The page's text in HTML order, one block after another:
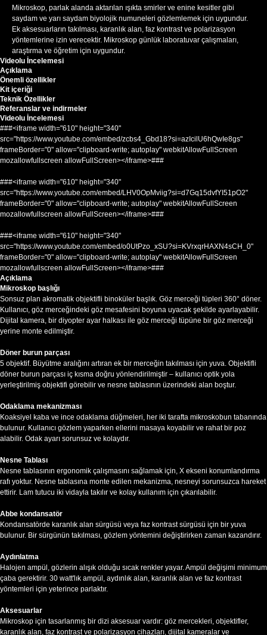
Mikroskop, parlak alanda aktarılan ışıkta smirler ve enine kesitler gibi
saydam ve yarı saydam biyolojik numuneleri gözlemlemek için uygundur.
Ek aksesuarların takılması, karanlık alan, faz kontrast ve polarizasyon
yöntemlerine izin verecektir. Mikroskop günlük laboratuvar çalışmaları,
araştırma ve öğretim için uygundur.
Videolu İncelemesi
Açıklama
Önemli özellikler
Kit içeriği
Teknik Özellikler
Referanslar ve indirmeler
Videolu İncelemesi
###<iframe width="610" height="340"
src="https://www.youtube.com/embed/zcbs4_Gbd18?si=azIcilU6hQwIe8gs"
frameBorder="0" allow="clipboard-write; autoplay" webkitAllowFullScreen
mozallowfullscreen allowFullScreen></iframe>###
###<iframe width="610" height="340"
src="https://www.youtube.com/embed/LHV0OpMviig?si=d7Gq15dvfYI51pO2"
frameBorder="0" allow="clipboard-write; autoplay" webkitAllowFullScreen
mozallowfullscreen allowFullScreen></iframe>###
###<iframe width="610" height="340"
src="https://www.youtube.com/embed/o0UtPzo_xSU?si=KVrxqrHAXN4sCH_0"
frameBorder="0" allow="clipboard-write; autoplay" webkitAllowFullScreen
mozallowfullscreen allowFullScreen></iframe>###
Açıklama
Mikroskop başlığı
Sonsuz plan akromatik objektifli binoküler başlık. Göz merceği tüpleri 360° döner.
Kullanıcı, göz merceğindeki göz mesafesini boyuna uyacak şekilde ayarlayabilir.
Dijital kamera, bir diyopter ayar halkası ile göz merceği tüpüne bir göz merceği
yerine monte edilmiştir.
Döner burun parçası
5 objektif. Büyütme aralığını artıran ek bir merceğin takılması için yuva. Objektifli
döner burun parçası iç kısma doğru yönlendirilmiştir – kullanıcı optik yola
yerleştirilmiş objektifi görebilir ve nesne tablasının üzerindeki alan boştur.
Odaklama mekanizması
Koaksiyel kaba ve ince odaklama düğmeleri, her iki tarafta mikroskobun tabanında
bulunur. Kullanıcı gözlem yaparken ellerini masaya koyabilir ve rahat bir poz
alabilir. Odak ayarı sorunsuz ve kolaydır.
Nesne Tablası
Nesne tablasının ergonomik çalışmasını sağlamak için, X ekseni konumlandırma
rafı yoktur. Nesne tablasına monte edilen mekanizma, nesneyi sorunsuzca hareket
ettirir. Lam tutucu iki vidayla takılır ve kolay kullanım için çıkarılabilir.
Abbe kondansatör
Kondansatörde karanlık alan sürgüsü veya faz kontrast sürgüsü için bir yuva
bulunur. Bir sürgünün takılması, gözlem yöntemini değiştirirken zaman kazandırır.
Aydınlatma
Halojen ampül, gözlerin alışık olduğu sıcak renkler yayar. Ampül değişimi minimum
çaba gerektirir. 30 watt'lık ampül, aydınlık alan, karanlık alan ve faz kontrast
yöntemleri için yeterince parlaktır.
Aksesuarlar
Mikroskop için tasarlanmış bir dizi aksesuar vardır: göz mercekleri, objektifler,
karanlık alan, faz kontrast ve polarizasyon cihazları, dijital kameralar ve